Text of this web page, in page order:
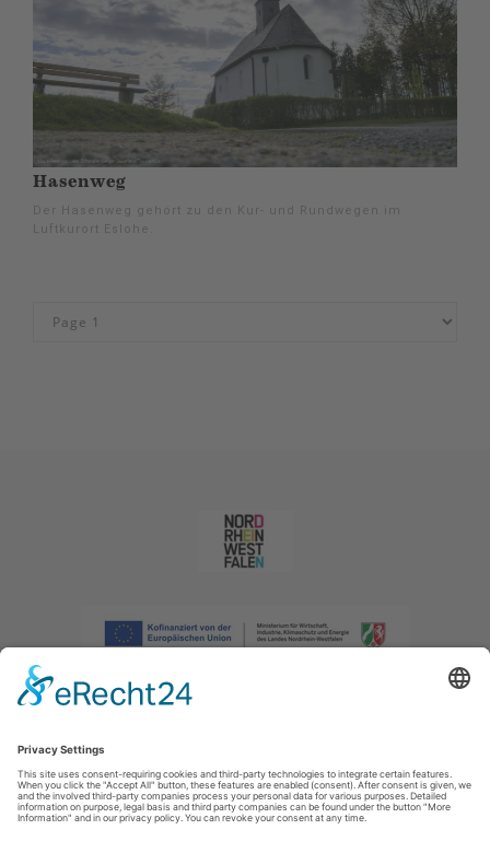
Hasenweg
Der Hasenweg gehört zu den Kur- und Rundwegen im
Luftkurort Eslohe.
Imprint|Privacy policy|Declaration of accessibility